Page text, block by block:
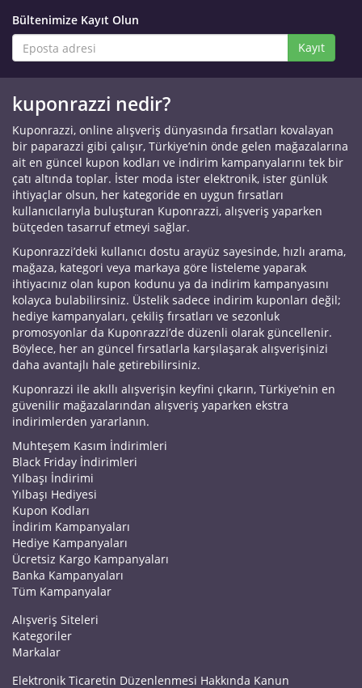
Bültenimize Kayıt Olun
Kayıt
kuponrazzi nedir?
Kuponrazzi, online alışveriş dünyasında fırsatları kovalayan
bir paparazzi gibi çalışır, Türkiye’nin önde gelen mağazalarına
ait en güncel kupon kodları ve indirim kampanyalarını tek bir
çatı altında toplar. İster moda ister elektronik, ister günlük
ihtiyaçlar olsun, her kategoride en uygun fırsatları
kullanıcılarıyla buluşturan Kuponrazzi, alışveriş yaparken
bütçeden tasarruf etmeyi sağlar.
Kuponrazzi’deki kullanıcı dostu arayüz sayesinde, hızlı arama,
mağaza, kategori veya markaya göre listeleme yaparak
ihtiyacınız olan kupon kodunu ya da indirim kampanyasını
kolayca bulabilirsiniz. Üstelik sadece indirim kuponları değil;
hediye kampanyaları, çekiliş fırsatları ve sezonluk
promosyonlar da Kuponrazzi’de düzenli olarak güncellenir.
Böylece, her an güncel fırsatlarla karşılaşarak alışverişinizi
daha avantajlı hale getirebilirsiniz.
Kuponrazzi ile akıllı alışverişin keyfini çıkarın, Türkiye’nin en
güvenilir mağazalarından alışveriş yaparken ekstra
indirimlerden yararlanın.
Muhteşem Kasım İndirimleri
Black Friday İndirimleri
Yılbaşı İndirimi
Yılbaşı Hediyesi
Kupon Kodları
İndirim Kampanyaları
Hediye Kampanyaları
Ücretsiz Kargo Kampanyaları
Banka Kampanyaları
Tüm Kampanyalar
Alışveriş Siteleri
Kategoriler
Markalar
Elektronik Ticaretin Düzenlenmesi Hakkında Kanun